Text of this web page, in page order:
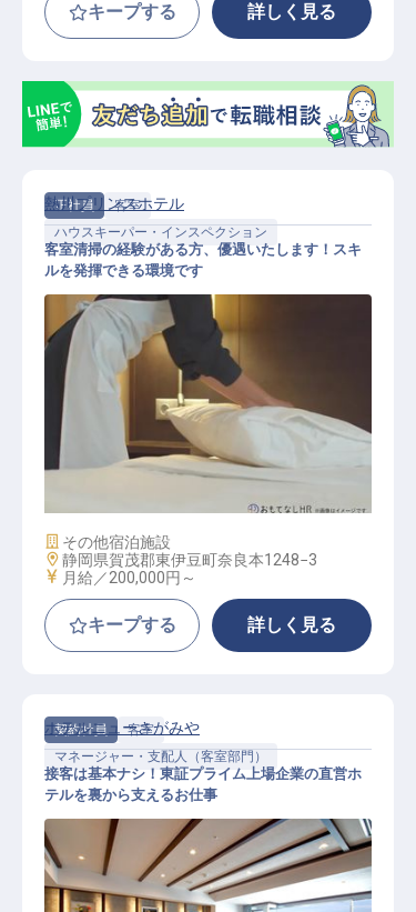
キープする 詳しく見る
正社員
客室
ハウスキーパー・インスペクション
客室清掃
熱川プリンスホテル
客室清掃の経験がある方、優遇いたします！スキ
ルを発揮できる環境です
施設業態
その他宿泊施設
勤務地
静岡県賀茂郡東伊豆町奈良本1248−3
給与
月給／200,000円～
キープする 詳しく見る
契約社員
客室
マネージャー・支配人（客室部門）
ホテルニューさがみや
接客は基本ナシ！東証プライム上場企業の直営ホ
テルを裏から支えるお仕事